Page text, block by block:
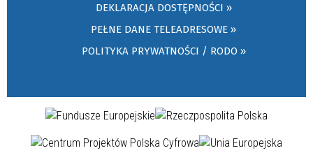
DEKLARACJA DOSTĘPNOŚCI »
PEŁNE DANE TELEADRESOWE »
POLITYKA PRYWATNOŚCI / RODO »